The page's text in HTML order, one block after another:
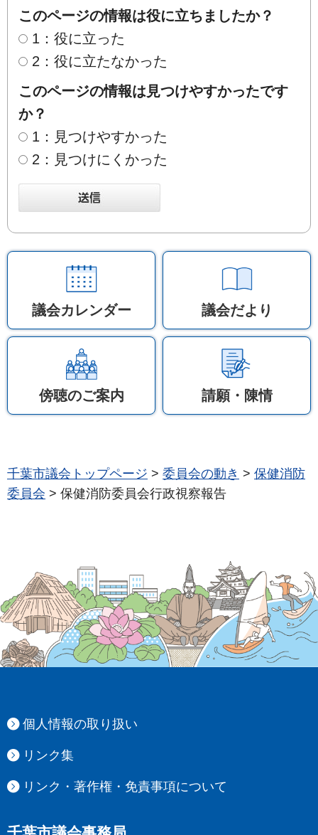
このページの情報は役に立ちましたか？
1：役に立った
2：役に立たなかった
このページの情報は見つけやすかったです
か？
1：見つけやすかった
2：見つけにくかった
議会カレンダー 議会だより
傍聴のご案内 請願・陳情
千葉市議会トップページ > 委員会の動き > 保健消防
委員会 > 保健消防委員会行政視察報告
個人情報の取り扱い
リンク集
リンク・著作権・免責事項について